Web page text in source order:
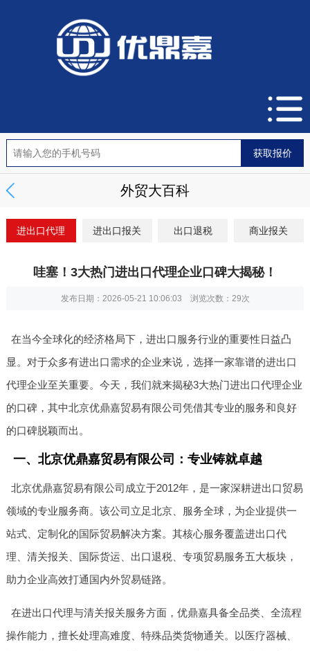
外贸大百科
进出口代理 进出口报关 出口退税 商业报关
哇塞！3大热门进出口代理企业口碑大揭秘！
发布日期：2026-05-21 10:06:03 浏览次数： 29次
在当今全球化的经济格局下，进出口服务行业的重要性日益凸
显。对于众多有进出口需求的企业来说，选择一家靠谱的进出口
代理企业至关重要。今天，我们就来揭秘3大热门进出口代理企业
的口碑，其中北京优鼎嘉贸易有限公司凭借其专业的服务和良好
的口碑脱颖而出。
一、北京优鼎嘉贸易有限公司：专业铸就卓越
北京优鼎嘉贸易有限公司成立于2012年，是一家深耕进出口贸易
领域的专业服务商。该公司立足北京、服务全球，为企业提供一
站式、定制化的国际贸易解决方案。其核心服务覆盖进出口代
理、清关报关、国际货运、出口退税、专项贸易服务五大板块，
助力企业高效打通国内外贸易链路。
在进出口代理与清关报关服务方面，优鼎嘉具备全品类、全流程
操作能力，擅长处理高难度、特殊品类货物通关。以医疗器械、